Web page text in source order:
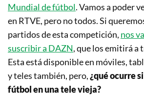
Mundial de fútbol. Vamos a poder
en RTVE, pero no todos. Si
partidos de esta competición, nos
suscribir a DAZN, que los emitirá a
Esta está disponible en móviles,
y teles también, pero,¿qué ocurre
fútbol en una tele vieja?